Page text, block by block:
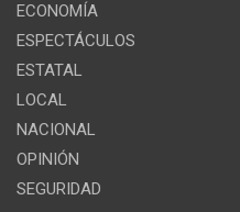
ECONOMÍA
ESPECTÁCULOS
ESTATAL
LOCAL
NACIONAL
OPINIÓN
SEGURIDAD